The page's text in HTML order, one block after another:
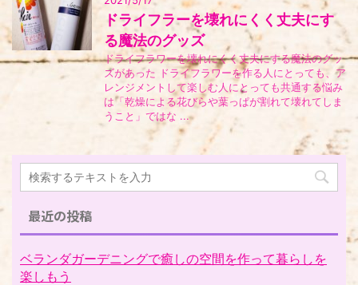
ドライフラーを壊れにくく丈夫にす
る魔法のグッズ
ドライフラワーを壊れにくく丈夫にする魔法のグッ
ズがあった ドライフラワーを作る人にとっても、ア
レンジメントして楽しむ人にとっても共通する悩み
は「乾燥による花びらや葉っぱが割れて壊れてしま
うこと」ではな ...
最近の投稿
ベランダガーデニングで癒しの空間を作って暮らしを
楽しもう